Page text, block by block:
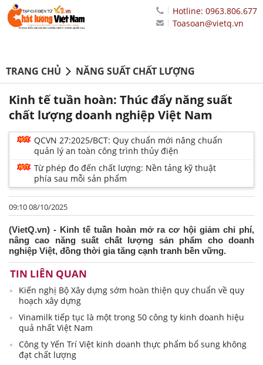
Hotline: 0963.806.677
Toasoan@vietq.vn
TRANG CHỦ NĂNG SUẤT CHẤT LƯỢNG
Kinh tế tuần hoàn: Thúc đẩy năng suất
chất lượng doanh nghiệp Việt Nam
QCVN 27:2025/BCT: Quy chuẩn mới nâng chuẩn
quản lý an toàn công trình thủy điện
Từ phép đo đến chất lượng: Nền tảng kỹ thuật
phía sau mỗi sản phẩm
09:10 08/10/2025
(VietQ.vn) - Kinh tế tuần hoàn mở ra cơ hội giảm chi phí,
nâng cao năng suất chất lượng sản phẩm cho doanh
nghiệp Việt, đồng thời gia tăng cạnh tranh bền vững.
TIN LIÊN QUAN
Kiến nghị Bộ Xây dựng sớm hoàn thiện quy chuẩn về quy
hoạch xây dựng
Vinamilk tiếp tục là một trong 50 công ty kinh doanh hiệu
quả nhất Việt Nam
Công ty Yến Trí Việt kinh doanh thực phẩm bổ sung không
đạt chất lượng